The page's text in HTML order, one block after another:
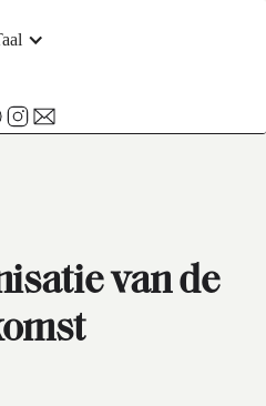
van de